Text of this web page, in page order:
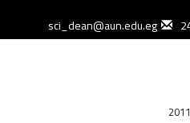
sci_dean@aun.edu.eg